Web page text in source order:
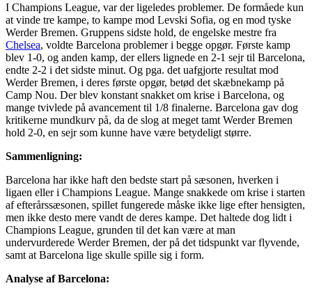
I Champions League, var der ligeledes problemer. De formåede kun
at vinde tre kampe, to kampe mod Levski Sofia, og en mod tyske
Werder Bremen. Gruppens sidste hold, de engelske mestre fra
Chelsea, voldte Barcelona problemer i begge opgør. Første kamp
blev 1-0, og anden kamp, der ellers lignede en 2-1 sejr til Barcelona,
endte 2-2 i det sidste minut. Og pga. det uafgjorte resultat mod
Werder Bremen, i deres første opgør, betød det skæbnekamp på
Camp Nou. Der blev konstant snakket om krise i Barcelona, og
mange tvivlede på avancement til 1/8 finalerne. Barcelona gav dog
kritikerne mundkurv på, da de slog at meget tamt Werder Bremen
hold 2-0, en sejr som kunne have være betydeligt større.
Sammenligning:
Barcelona har ikke haft den bedste start på sæsonen, hverken i
ligaen eller i Champions League. Mange snakkede om krise i starten
af efterårssæsonen, spillet fungerede måske ikke lige efter hensigten,
men ikke desto mere vandt de deres kampe. Det haltede dog lidt i
Champions League, grunden til det kan være at man
undervurderede Werder Bremen, der på det tidspunkt var flyvende,
samt at Barcelona lige skulle spille sig i form.
Analyse af Barcelona: